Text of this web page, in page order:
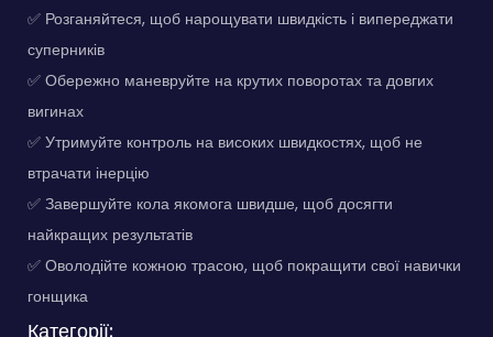
✅ Розганяйтеся, щоб нарощувати швидкість і випереджати
суперників
✅ Обережно маневруйте на крутих поворотах та довгих
вигинах
✅ Утримуйте контроль на високих швидкостях, щоб не
втрачати інерцію
✅ Завершуйте кола якомога швидше, щоб досягти
найкращих результатів
✅ Оволодійте кожною трасою, щоб покращити свої навички
гонщика
Категорії: